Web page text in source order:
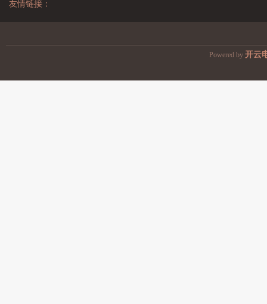
友情链接：
Powered by 开云